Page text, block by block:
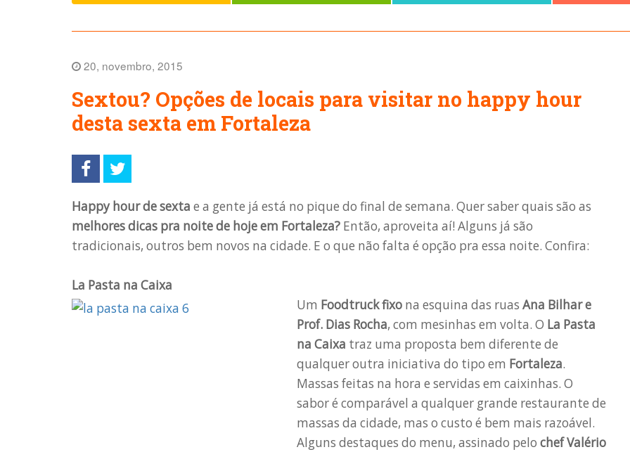
20, novembro, 2015
Sextou? Opções de locais para visitar no happy hour
desta sexta em Fortaleza
Happy hour de sexta e a gente já está no pique do final de semana. Quer saber quais são as
melhores dicas pra noite de hoje em Fortaleza? Então, aproveita aí! Alguns já são
tradicionais, outros bem novos na cidade. E o que não falta é opção pra essa noite. Confira:
La Pasta na Caixa
Um Foodtruck fixo na esquina das ruas Ana Bilhar e
Prof. Dias Rocha, com mesinhas em volta. O La Pasta
na Caixa traz uma proposta bem diferente de
qualquer outra iniciativa do tipo em Fortaleza.
Massas feitas na hora e servidas em caixinhas. O
sabor é comparável a qualquer grande restaurante de
massas da cidade, mas o custo é bem mais razoável.
Alguns destaques do menu, assinado pelo chef Valério